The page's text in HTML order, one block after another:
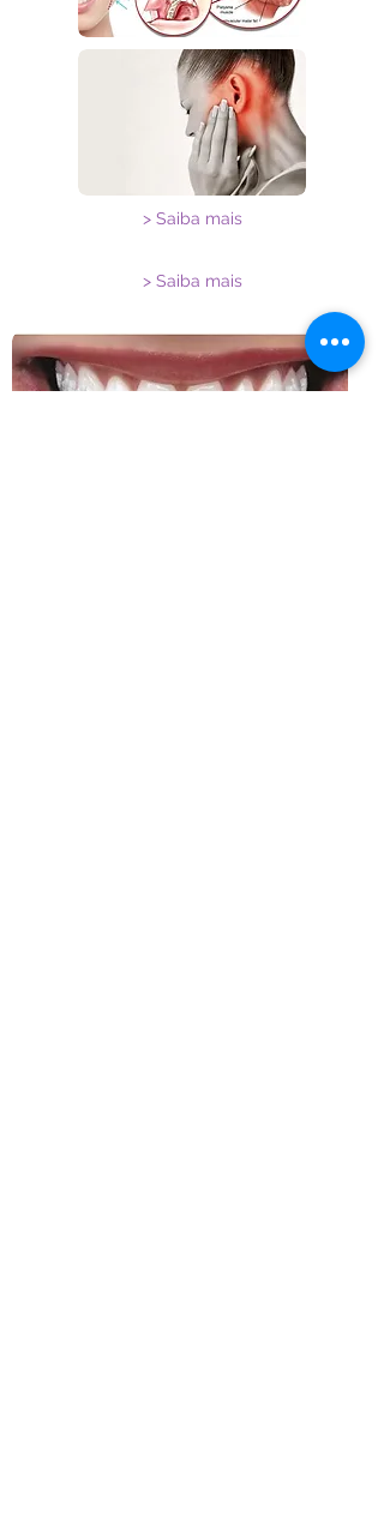
> Saiba mais
> Saiba mais